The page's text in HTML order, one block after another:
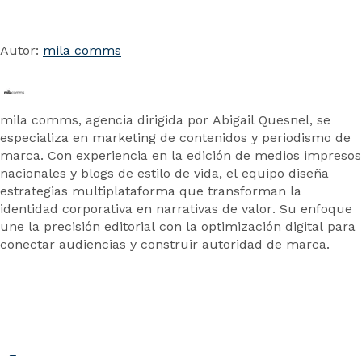
Autor: mila comms
mila comms, agencia dirigida por Abigail Quesnel, se
especializa en marketing de contenidos y periodismo de
marca. Con experiencia en la edición de medios impresos
nacionales y blogs de estilo de vida, el equipo diseña
estrategias multiplataforma que transforman la
identidad corporativa en narrativas de valor. Su enfoque
une la precisión editorial con la optimización digital para
conectar audiencias y construir autoridad de marca.